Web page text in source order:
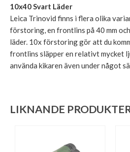
10x40 Svart Läder
Leica Trinovid finns i flera olika
förstoring, en frontlins på 40 mm
läder. 10x förstoring gör att du
frontlins släpper en relativt mycket
använda kikaren även under något
LIKNANDE